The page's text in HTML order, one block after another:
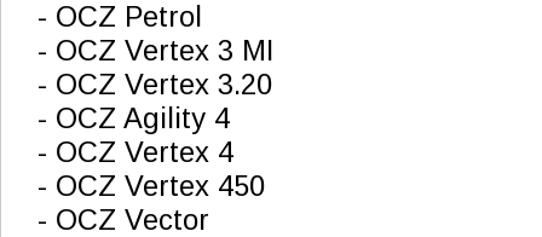
- OCZ Petrol
- OCZ Vertex 3 MI
- OCZ Vertex 3.20
- OCZ Agility 4
- OCZ Vertex 4
- OCZ Vertex 450
- OCZ Vector